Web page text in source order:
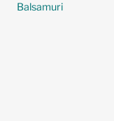
Balsamuri